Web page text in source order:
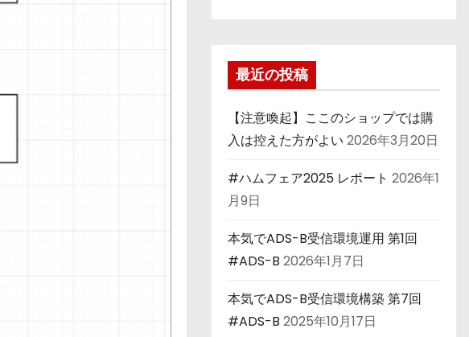
最近の投稿
【注意喚起】ここのショップでは購
入は控えた方がよい 2026年3月20日
#ハムフェア2025 レポート 2026年1
月9日
本気でADS-B受信環境運用 第1回
#ADS-B 2026年1月7日
本気でADS-B受信環境構築 第7回
#ADS-B 2025年10月17日